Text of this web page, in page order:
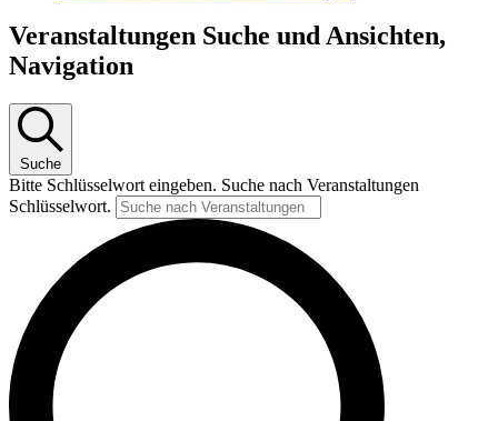
Veranstaltungen Suche und Ansichten,
Navigation
Suche
Bitte Schlüsselwort eingeben. Suche nach Veranstaltungen
Schlüsselwort.